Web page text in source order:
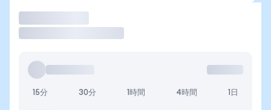
15分 30分 1時間 4時間 1日